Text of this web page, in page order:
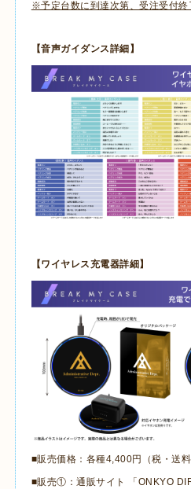
※予定台数に到達次第、受注受付終
【音声ガイダンス詳細】
【ワイヤレス充電器詳細】
■販売価格：各種4,400円（税・送料
■販売①：通販サイト 「 ONKYO